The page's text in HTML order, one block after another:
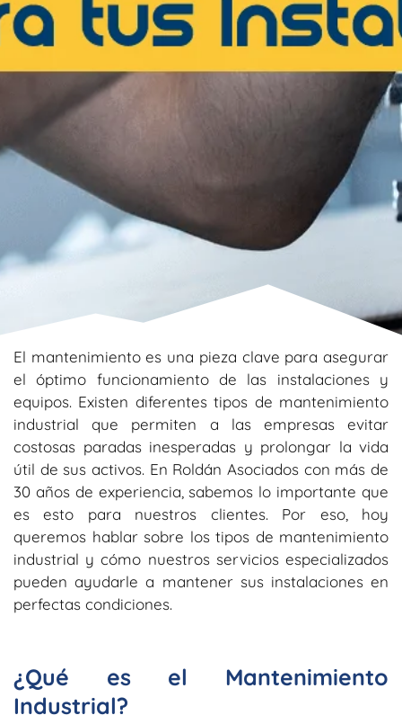
El mantenimiento es una pieza clave para asegurar
el óptimo funcionamiento de las instalaciones y
equipos. Existen diferentes tipos de mantenimiento
industrial que permiten a las empresas evitar
costosas paradas inesperadas y prolongar la vida
útil de sus activos. En Roldán Asociados con más de
30 años de experiencia, sabemos lo importante que
es esto para nuestros clientes. Por eso, hoy
queremos hablar sobre los tipos de mantenimiento
industrial y cómo nuestros servicios especializados
pueden ayudarle a mantener sus instalaciones en
perfectas condiciones.
¿Qué es el Mantenimiento
Industrial?